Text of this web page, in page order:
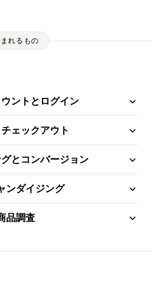
れるもの
ントとログイン
ェックアウト
とコンバージョン
ンダイジング
品調査